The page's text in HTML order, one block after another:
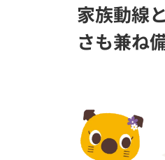
家族動線
さも兼ね